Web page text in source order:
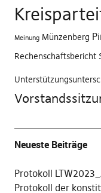
Meinung Münzenberg
Rechenschaftsbericht
Neueste Beiträge
Protokoll
Protokoll der